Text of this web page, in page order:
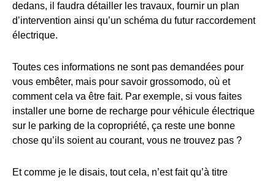
dedans, il faudra détailler les travaux, fournir un plan
d’intervention ainsi qu’un schéma du futur raccordement
électrique.
Toutes ces informations ne sont pas demandées pour
vous embêter, mais pour savoir grossomodo, où et
comment cela va être fait. Par exemple, si vous faites
installer une borne de recharge pour véhicule électrique
sur le parking de la copropriété, ça reste une bonne
chose qu’ils soient au courant, vous ne trouvez pas ?
Et comme je le disais, tout cela, n’est fait qu’à titre